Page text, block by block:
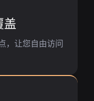
盖
，让您自由访问